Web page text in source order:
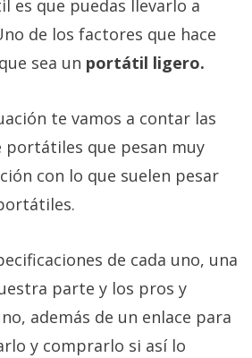
es que puedas llevarlo a
de los factores que hace
sea un portátil ligero.
te vamos a contar las
portátiles que pesan muy
con lo que suelen pesar
de cada uno, una
parte y los pros y
además de un enlace para
y comprarlo si así lo